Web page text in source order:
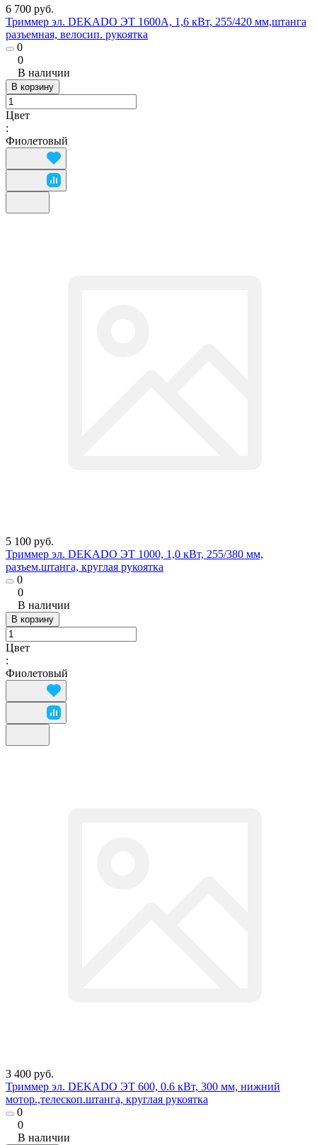
6 700 руб.
Триммер эл. DEKADO ЭТ 1600А, 1,6 кВт, 255/420 мм,штанга
разъемная, велосип. рукоятка
0
0
В наличии
В корзину
Цвет
:
Фиолетовый
5 100 руб.
Триммер эл. DEKADO ЭТ 1000, 1,0 кВт, 255/380 мм,
разъем.штанга, круглая рукоятка
0
0
В наличии
В корзину
Цвет
:
Фиолетовый
3 400 руб.
Триммер эл. DEKADO ЭТ 600, 0.6 кВт, 300 мм, нижний
мотор.,телескоп.штанга, круглая рукоятка
0
0
В наличии